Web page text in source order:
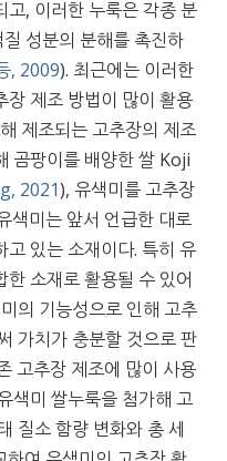
고, 이러한 누룩은 각종 분
성분의 분해를 촉진하
, 2009). 최근에는 이러한
장 제조 방법이 많이 활용
제조되는 고추장의 제조
곰팡이를 배양한 쌀 Koji
2021), 유색미를 고추장
색미는 앞서 언급한 대로
고 있는 소재이다. 특히 유
소재로 활용될 수 있어
의 기능성으로 인해 고추
가치가 충분할 것으로 판
고추장 제조에 많이 사용
색미 쌀누룩을 첨가해 고
질소 함량 변화와 총 세